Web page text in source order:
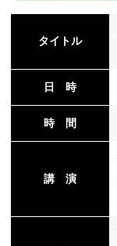
タイトル
日 時
時 間
講 演